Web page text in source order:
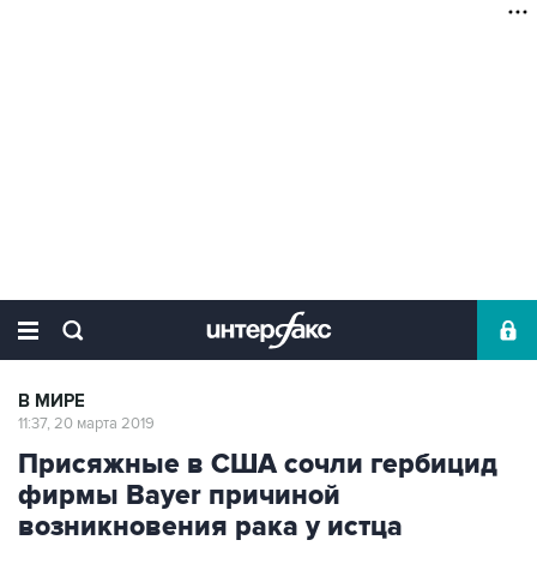
В МИРЕ
11:37, 20 марта 2019
Присяжные в США сочли гербицид
фирмы Bayer причиной
возникновения рака у истца